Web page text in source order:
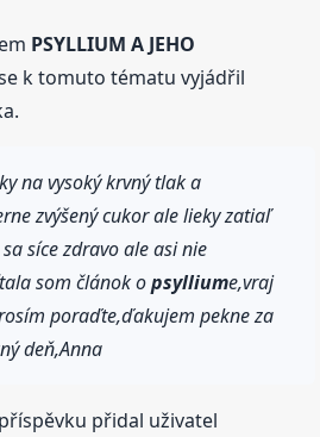
PSYLLIUM A JEHO
k tomuto tématu vyjádřil
na vysoký krvný tlak a
zvýšený cukor ale lieky zatiaľ
síce zdravo ale asi nie
som článok opsylliume,vraj
poraďte,ďakujem pekne za
deň,Anna
přidal uživatel